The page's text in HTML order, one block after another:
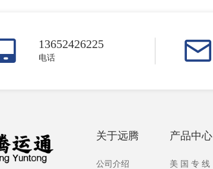
13652426225
电话
关于远腾
公司介绍
产品中心
美 国 专 线